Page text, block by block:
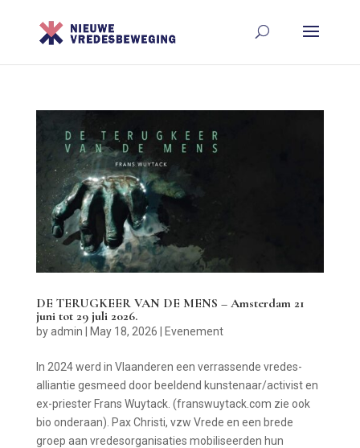
DE TERUGKEER VAN DE MENS – Amsterdam 21
juni tot 29 juli 2026.
byadmin | May 18, 2026 | Evenement
In 2024 werd in Vlaanderen een verrassende vredes-
alliantie gesmeed door beeldend kunstenaar/activist en
ex-priester Frans Wuytack. (franswuytack.com zie ook
bio onderaan). Pax Christi, vzw Vrede en een brede
groep aan vredesorganisaties mobiliseerden hun